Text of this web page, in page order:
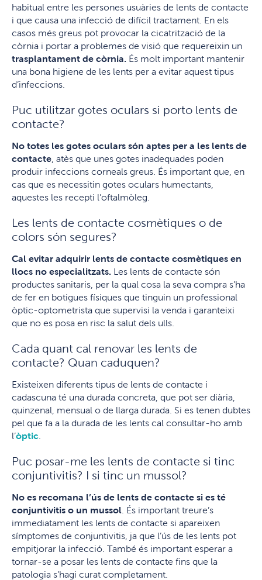
habitual entre les persones usuàries de lents de contacte
i que causa una infecció de difícil tractament. En els
casos més greus pot provocar la cicatrització de la
còrnia i portar a problemes de visió que requereixin un
trasplantament de còrnia. És molt important mantenir
una bona higiene de les lents per a evitar aquest tipus
d’infeccions.
Puc utilitzar gotes oculars si porto lents de
contacte?
No totes les gotes oculars són aptes per a les lents de
contacte , atès que unes gotes inadequades poden
produir infeccions corneals greus. És important que, en
cas que es necessitin gotes oculars humectants,
aquestes les recepti l’oftalmòleg.
Les lents de contacte cosmètiques o de
colors són segures?
Cal evitar adquirir lents de contacte cosmètiques en
llocs no especialitzats. Les lents de contacte són
productes sanitaris, per la qual cosa la seva compra s’ha
de fer en botigues físiques que tinguin un professional
òptic-optometrista que supervisi la venda i garanteixi
que no es posa en risc la salut dels ulls.
Cada quant cal renovar les lents de
contacte? Quan caduquen?
Existeixen diferents tipus de lents de contacte i
cadascuna té una durada concreta, que pot ser diària,
quinzenal, mensual o de llarga durada. Si es tenen dubtes
pel que fa a la durada de les lents cal consultar-ho amb
l’òptic
Puc posar-me les lents de contacte si tinc
conjuntivitis? I si tinc un mussol?
No es recomana l’ús de lents de contacte si es té
conjuntivitis o un mussol . És important treure’s
immediatament les lents de contacte si apareixen
símptomes de conjuntivitis, ja que l’ús de les lents pot
empitjorar la infecció. També és important esperar a
tornar-se a posar les lents de contacte fins que la
patologia s’hagi curat completament.